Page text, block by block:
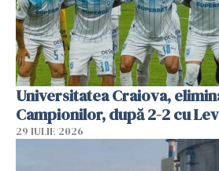
Universitatea Craiova,
Campionilor, după 2-2 cu
29 IULIE 2026